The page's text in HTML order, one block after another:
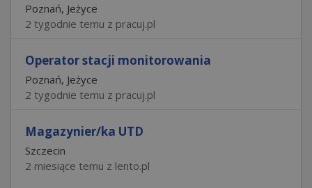
Poznań, Jeżyce
2 tygodnie temu z pracuj.pl
Operator stacji monitorowania
Poznań, Jeżyce
2 tygodnie temu z pracuj.pl
Magazynier/ka UTD
Szczecin
2 miesiące temu z lento.pl